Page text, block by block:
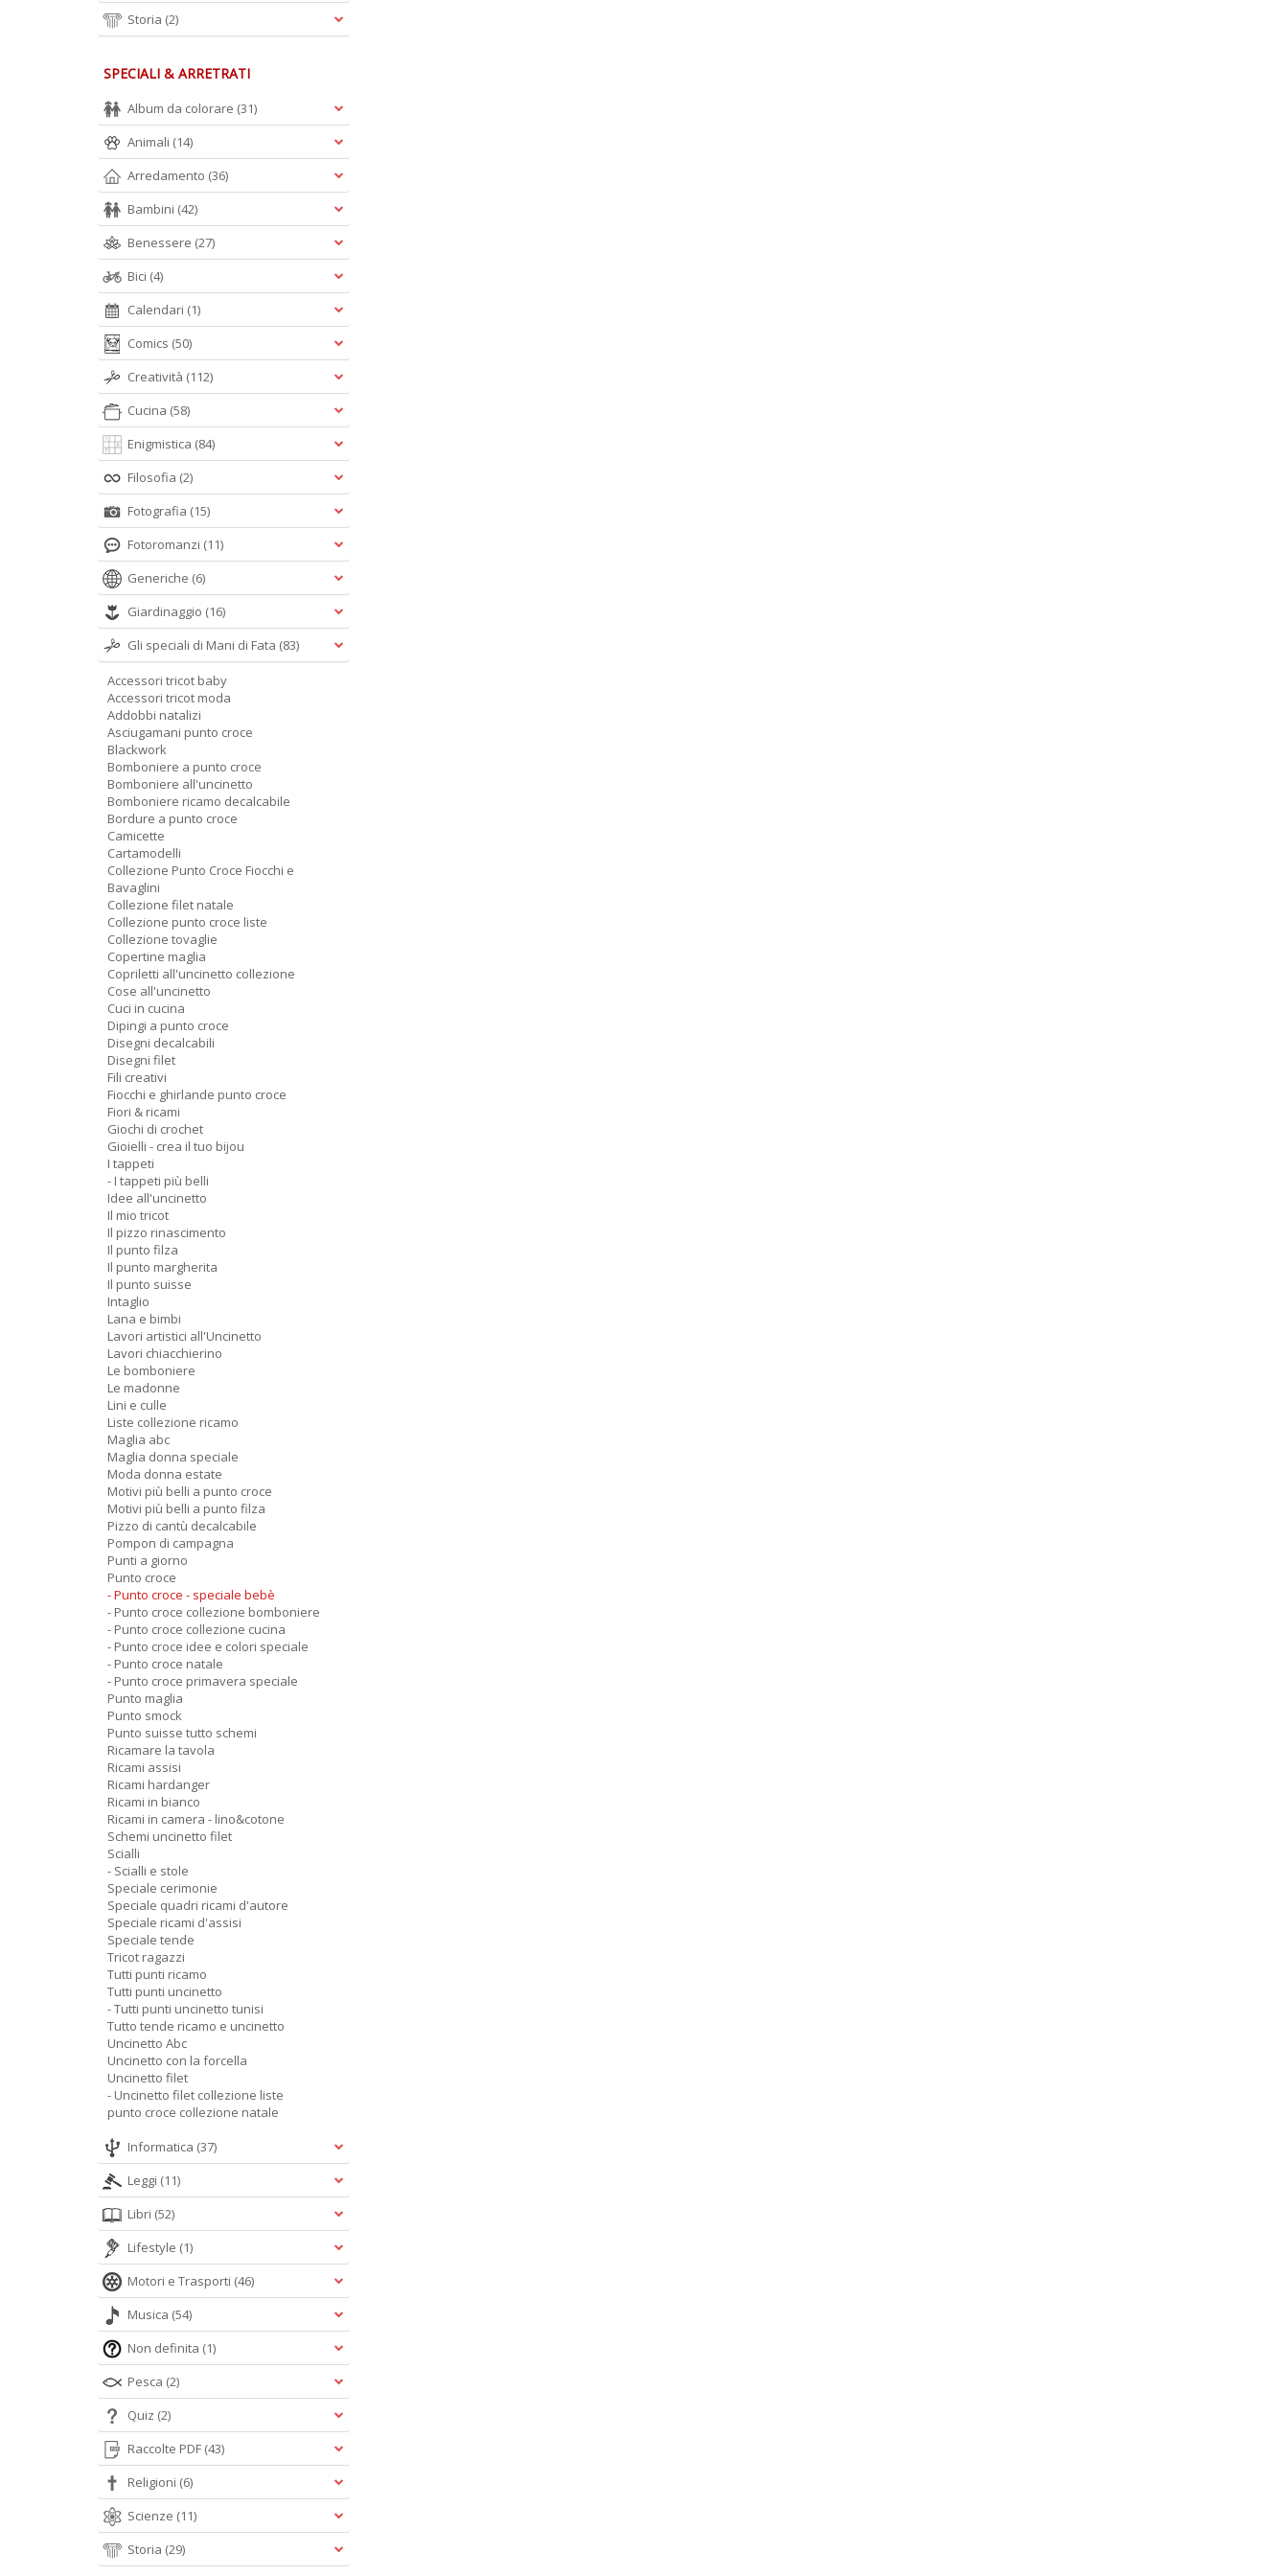
Storia (2)
SPECIALI & ARRETRATI
Album da colorare (31)
Animali (14)
Arredamento (36)
Bambini (42)
Benessere (27)
Bici (4)
Calendari (1)
Comics (50)
Creatività (112)
Cucina (58)
Enigmistica (84)
Filosofia (2)
Fotografia (15)
Fotoromanzi (11)
Generiche (6)
Giardinaggio (16)
Gli speciali di Mani di Fata (83)
Accessori tricot baby
Accessori tricot moda
Addobbi natalizi
Asciugamani punto croce
Blackwork
Bomboniere a punto croce
Bomboniere all'uncinetto
Bomboniere ricamo decalcabile
Bordure a punto croce
Camicette
Cartamodelli
Collezione Punto Croce Fiocchi e
Bavaglini
Collezione filet natale
Collezione punto croce liste
Collezione tovaglie
Copertine maglia
Copriletti all'uncinetto collezione
Cose all'uncinetto
Cuci in cucina
Dipingi a punto croce
Disegni decalcabili
Disegni filet
Fili creativi
Fiocchi e ghirlande punto croce
Fiori & ricami
Giochi di crochet
Gioielli - crea il tuo bijou
I tappeti
- I tappeti più belli
Idee all'uncinetto
Il mio tricot
Il pizzo rinascimento
Il punto filza
Il punto margherita
Il punto suisse
Intaglio
Lana e bimbi
Lavori artistici all'Uncinetto
Lavori chiacchierino
Le bomboniere
Le madonne
Lini e culle
Liste collezione ricamo
Maglia abc
Maglia donna speciale
Moda donna estate
Motivi più belli a punto croce
Motivi più belli a punto filza
Pizzo di cantù decalcabile
Pompon di campagna
Punti a giorno
Punto croce
- Punto croce - speciale bebè
- Punto croce collezione bomboniere
- Punto croce collezione cucina
- Punto croce idee e colori speciale
- Punto croce natale
- Punto croce primavera speciale
Punto maglia
Punto smock
Punto suisse tutto schemi
Ricamare la tavola
Ricami assisi
Ricami hardanger
Ricami in bianco
Ricami in camera - lino&cotone
Schemi uncinetto filet
Scialli
- Scialli e stole
Speciale cerimonie
Speciale quadri ricami d'autore
Speciale ricami d'assisi
Speciale tende
Tricot ragazzi
Tutti punti ricamo
Tutti punti uncinetto
- Tutti punti uncinetto tunisi
Tutto tende ricamo e uncinetto
Uncinetto Abc
Uncinetto con la forcella
Uncinetto filet
- Uncinetto filet collezione liste
punto croce collezione natale
Informatica (37)
Leggi (11)
Libri (52)
Lifestyle (1)
Motori e Trasporti (46)
Musica (54)
Non definita (1)
Pesca (2)
Quiz (2)
Raccolte PDF (43)
Religioni (6)
Scienze (11)
Storia (29)